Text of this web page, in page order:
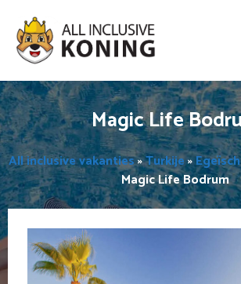
naar
inhoud
Magic Life
All inclusive vakanties»Turkije»
Magic Life Bodrum